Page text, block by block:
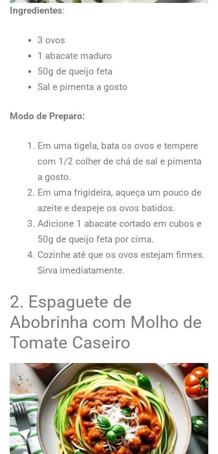
Ingredientes:
3 ovos
1 abacate maduro
50g de queijo feta
Sal e pimenta a gosto
Modo de Preparo:
Em uma tigela, bata os ovos e tempere
com 1/2 colher de chá de sal e pimenta
a gosto.
Em uma frigideira, aqueça um pouco de
azeite e despeje os ovos batidos.
Adicione 1 abacate cortado em cubos e
50g de queijo feta por cima.
Cozinhe até que os ovos estejam firmes.
Sirva imediatamente.
2. Espaguete de
Abobrinha com Molho de
Tomate Caseiro